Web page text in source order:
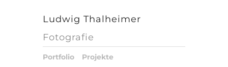
Ludwig Thalheimer
Fotografie
Portfolio Projekte